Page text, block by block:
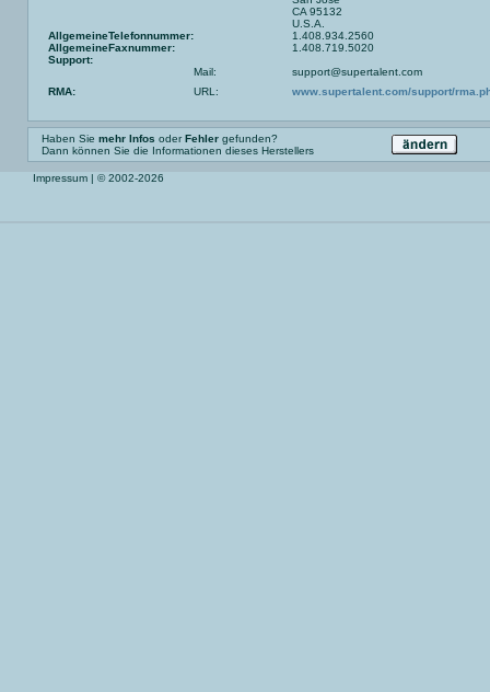
CA 95132
U.S.A.
AllgemeineTelefonnummer:
1.408.934.2560
AllgemeineFaxnummer:
1.408.719.5020
Support:
Mail:
support@supertalent.com
RMA:
URL: www.supertalent.com/support/
Haben Sie mehr Infos oderFehler gefunden?
Dann können Sie die Informationen dieses Herstellers
Impressum | © 2002-2026